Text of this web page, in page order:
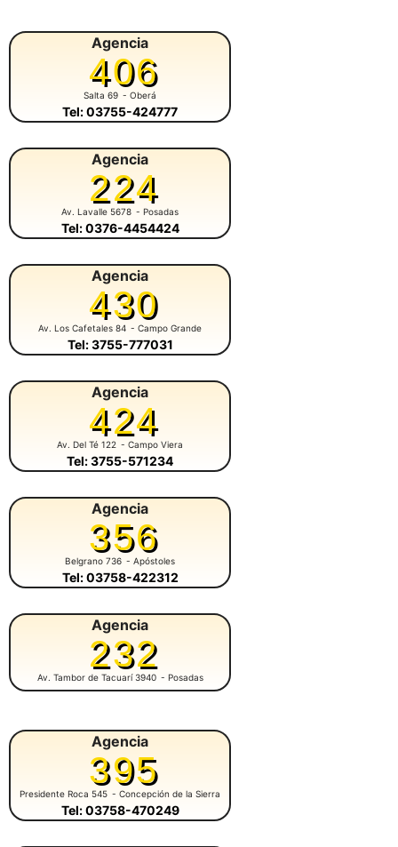
Agencia
406
Salta 69 - Oberá
Tel: 03755-424777
Agencia
224
Av. Lavalle 5678 - Posadas
Tel: 0376-4454424
Agencia
430
Av. Los Cafetales 84 - Campo Grande
Tel: 3755-777031
Agencia
424
Av. Del Té 122 - Campo Viera
Tel: 3755-571234
Agencia
356
Belgrano 736 - Apóstoles
Tel: 03758-422312
Agencia
232
Av. Tambor de Tacuarí 3940 - Posadas
Agencia
395
Presidente Roca 545 - Concepción de la Sierra
Tel: 03758-470249